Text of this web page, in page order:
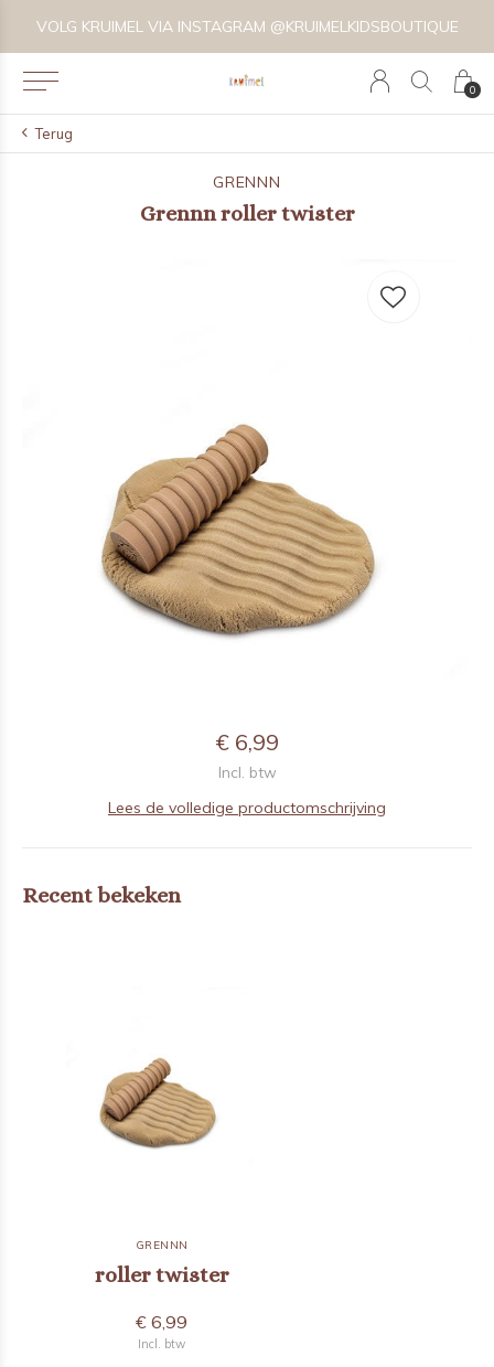
0
VOLG KRUIMEL VIA INSTAGRAM @KRUIMELKIDSBOUTIQUE
Terug
GRENNN
Grennn roller twister
€ 6,99
Incl. btw
Lees de volledige productomschrijving
Recent bekeken
GRENNN
roller twister
€ 6,99
Incl. btw